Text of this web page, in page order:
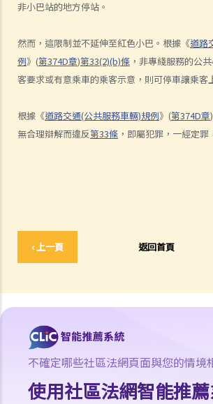
非小巴站的地方停站。
然而，這限制並不延伸至紅色小巴。根據《道路
例》(第374D章)第33(2)(b)條 ，非專綫服務的公
客要求或有意乘車的乘客示意，則可停車讓乘客
根據《道路交通(公共服務車輛)規例》(第374D章)
無合理辯解而違反第33條 ，即屬犯罪，一經定罪
‹ 上一頁 返回首頁
個案：R女士駕駛車輛，以時速100公里衝過兩個
辯稱視線被樹木阻擋，以致看不到紅燈，她當時
無奈車輛仍然失控衝過對面行車線。假設R女士
判決摘要：發生交通意外導致財物損毀，甚至造
果，並不一定是「危險駕駛」（香港特別行政區
在酒類或藥物影響下駕駛
2. 進行呼氣測試及提供樣本以作分析的責任
a. 進行呼氣測試的責任
1. D先生在駕車時被警方截停，並被要求進行隨機
剛參加完狂野派對，他清楚知道體內的酒精含量
不確定哪些社區法網頁面與您的情境
使用社區法網智能推薦